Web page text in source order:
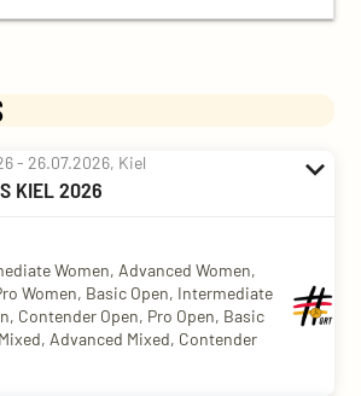
Women, Advanced Women,
Women, Basic Open, Intermediate
Contender Open, Pro Open, Basic
Advanced Mixed, Contender